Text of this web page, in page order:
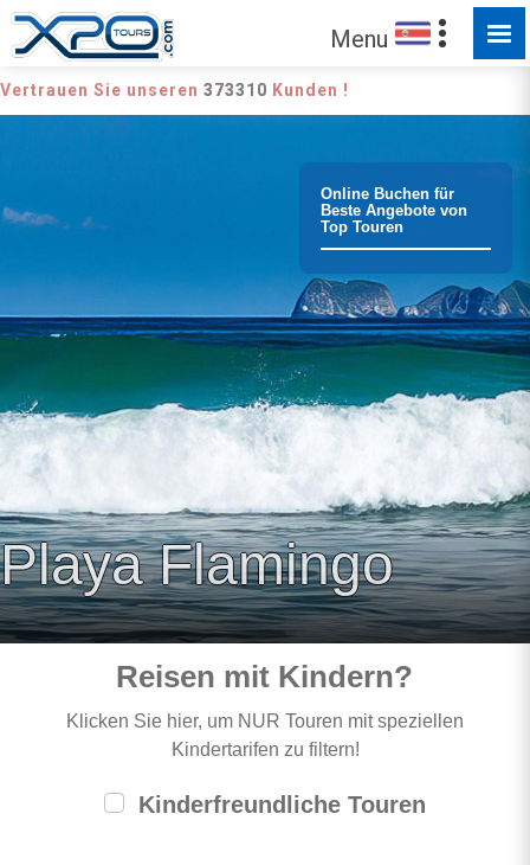
Menu
Vertrauen Sie unseren 373310 Kunden !
Online Buchen für
Beste Angebote von
Top Touren
Playa Flamingo
Reisen mit Kindern?
Klicken Sie hier, um NUR Touren mit speziellen
Kindertarifen zu filtern!
Kinderfreundliche Touren